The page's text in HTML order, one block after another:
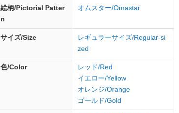
絵柄/Pictorial Patter
n
オムスター/Omastar
サイズ/Size
レギュラーサイズ/Regular-si
zed
色/Color
レッド/Red
イエロー/Yellow
オレンジ/Orange
ゴールド/Gold